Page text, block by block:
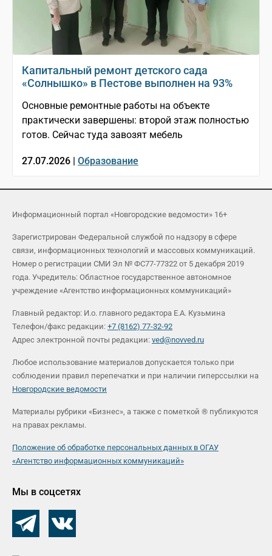
Капитальный ремонт детского сада
«Солнышко» в Пестове выполнен на 93%
Основные ремонтные работы на объекте
практически завершены: второй этаж полностью
готов. Сейчас туда завозят мебель
27.07.2026 | Образование
Информационный портал «Новгородские ведомости» 16+
Зарегистрирован Федеральной службой по надзору в сфере
связи, информационных технологий и массовых коммуникаций.
Номер о регистрации СМИ Эл № ФС77-77322 от 5 декабря 2019
года. Учредитель: Областное государственное автономное
учреждение «Агентство информационных коммуникаций»
Главный редактор: И.о. главного редактора Е.А. Кузьмина
Телефон/факс редакции: +7 (8162) 77-32-92
Адрес электронной почты редакции: ved@novved.ru
Любое использование материалов допускается только при
соблюдении правил перепечатки и при наличии гиперссылки на
Новгородские ведомости
Материалы рубрики «Бизнес», а также с пометкой ® публикуются
на правах рекламы.
Положение об обработке персональных данных в ОГАУ
«Агентство информационных коммуникаций»
Мы в соцсетях